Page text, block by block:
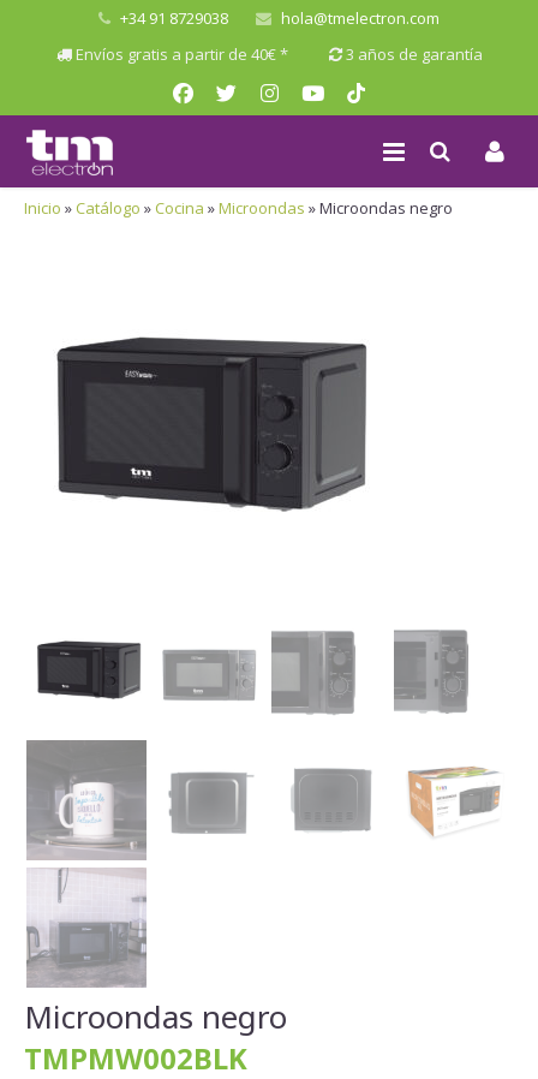
+34 91 8729038
hola@tmelectron.com
Envíos gratis a partir de 40€ *
3 años de garantía
Inicio » Catálogo » Cocina »Microondas »Microondas negro
Microondas negro
TMPMW002BLK